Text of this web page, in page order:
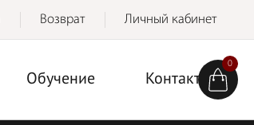
Возврат Личный кабинет
Обучение Контакты
0